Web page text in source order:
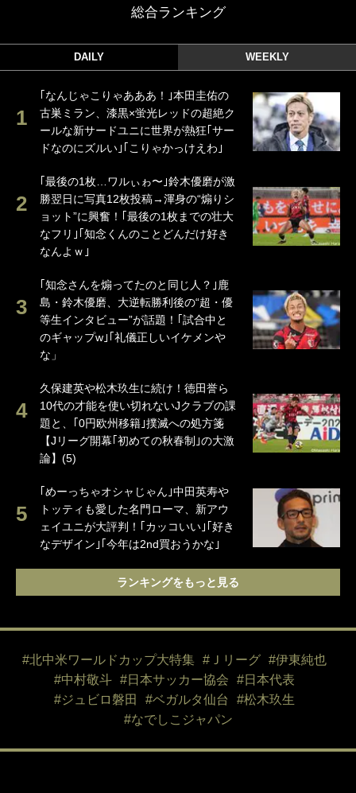
総合ランキング
DAILY WEEKLY
｢なんじゃこりゃあああ！｣本田圭佑の
古巣ミラン、漆黒×蛍光レッドの超絶ク
ールな新サードユニに世界が熱狂｢サー
ドなのにズルい｣｢こりゃかっけえわ｣
｢最後の1枚…ワルぃゎ〜｣鈴木優磨が激
勝翌日に写真12枚投稿→渾身の“煽りシ
ョット”に興奮！｢最後の1枚までの壮大
なフリ｣｢知念くんのことどんだけ好き
なんよｗ｣
｢知念さんを煽ってたのと同じ人？｣鹿
島・鈴木優磨、大逆転勝利後の“超・優
等生インタビュー”が話題！｢試合中と
のギャップw｣｢礼儀正しいイケメンや
な」
久保建英や松木玖生に続け！徳田誉ら
10代の才能を使い切れないJクラブの課
題と、｢0円欧州移籍｣撲滅への処方箋
【Jリーグ開幕｢初めての秋春制｣の大激
論】(5)
｢めーっちゃオシャじゃん｣中田英寿や
トッティも愛した名門ローマ、新アウ
ェイユニが大評判！｢カッコいい｣｢好き
なデザイン｣｢今年は2nd買おうかな｣
ランキングをもっと見る
#北中米ワールドカップ大特集 #Ｊリーグ
#伊東純也
#中村敬斗
#日本サッカー協会
#日本代表
#ジュビロ磐田
#ベガルタ仙台
#松木玖生
#なでしこジャパン